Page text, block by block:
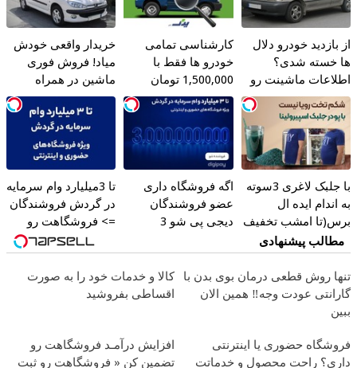
از بازدید خودرو دلال
ها خسته شدی؟
اطلاعات ماشینت رو
اینجا ثبت کن
کارشناسی تمامی
خودرو ها فقط با
1,500,000 تومان
خریدار واقعی خودش
میاد! فروش فوری
ماشین در همراه
مکانیک
با جلبک لاغری 3سوته
به اندام ایده ال
برس(تا امشب تخفیف
ویژه)
اگه فروشگاه داری
عضو فروشندگان
دیجی پی شو 3
تا 3میلیارد وام سرمایه
در گردش فروشندگان
=> فروشگاهت رو
ثبت کن
مطالب پیشنهادی
تنها روش قطعی درمان بوی بدن با
گارانتی عودت وجه‼️ همین الان
ببین
کالا و خدمات خود را به صورت
اقساطی بفروشید
فروشگاه حضوری یا اینترنتی
داری؟ راحت محصول و خدماتت
افزایش درآمـد فروشگاهت رو
تضمین کن « فروشگاهت رو ثبت